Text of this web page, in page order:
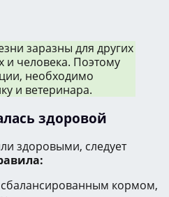
заразны для других
человека. Поэтому
необходимо
и ветеринара.
здоровой
здоровыми, следует
кормом,